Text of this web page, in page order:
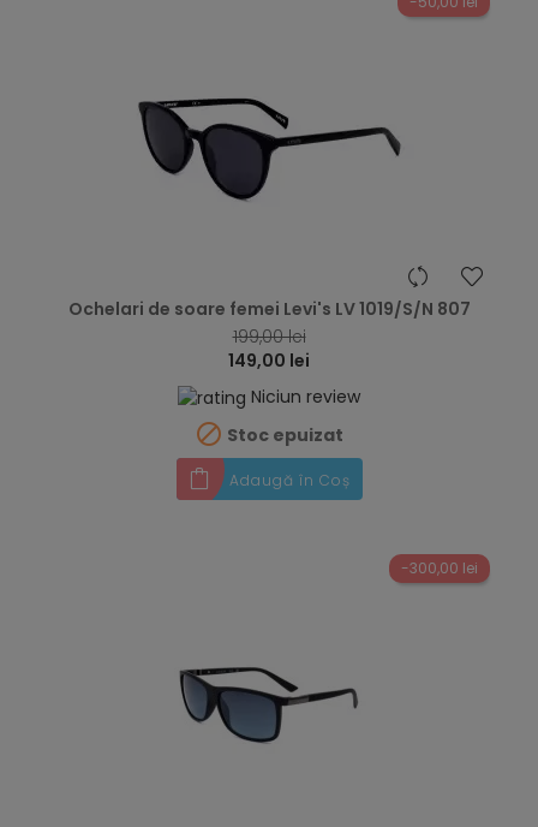
Ochelari de soare femei Levi's LV 1019/S/N 807
199,00 lei
149,00 lei
Niciun review
 Stoc epuizat
Adaugă în Coș
-300,00 lei